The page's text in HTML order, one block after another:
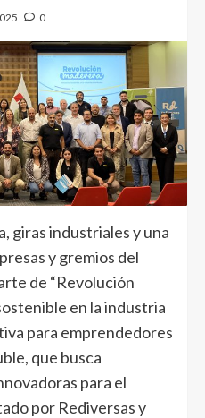
0
giras industriales y una
y gremios del
de “Revolución
en la industria
para emprendedores
que busca
para el
por Rediversas y